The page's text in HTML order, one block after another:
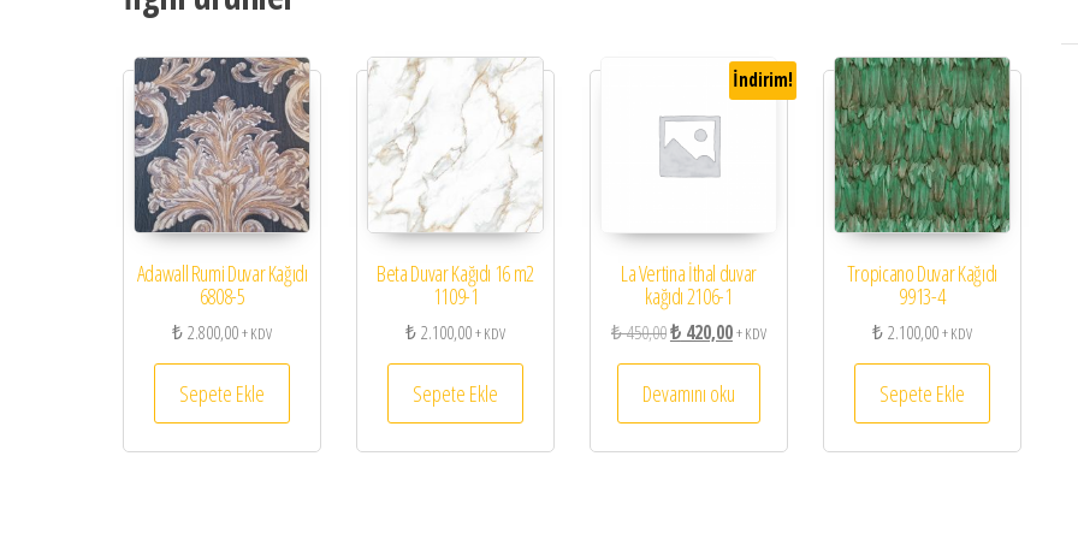
Adawall Rumi Duvar Kağıdı
6808-5
₺2.800,00+ KDV
Sepete Ekle
Beta Duvar Kağıdı 16 m2
1109-1
₺2.100,00+ KDV
Sepete Ekle
İndirim!
La Vertina İthal duvar
kağıdı 2106-1
₺450,00Orijinal fiyat: ₺ 450,00.
₺420,00Şu andaki fiyat: ₺ 420,00.
+ KDV
Devamını oku
Tropicano Duvar Kağıdı
9913-4
₺2.100,00+ KDV
Sepete Ekle